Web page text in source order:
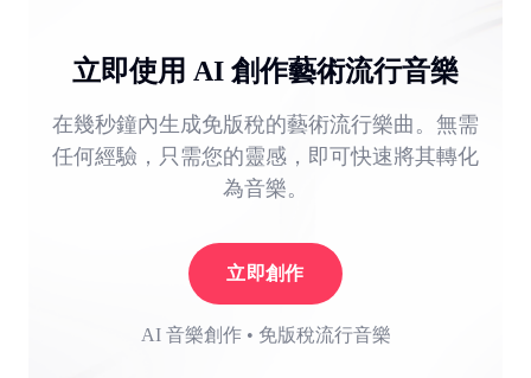
立即使用 AI 創作藝術流行音樂
在幾秒鐘內生成免版稅的藝術流行樂曲。無需
任何經驗，只需您的靈感，即可快速將其轉化
為音樂。
立即創作
AI 音樂創作 • 免版稅流行音樂